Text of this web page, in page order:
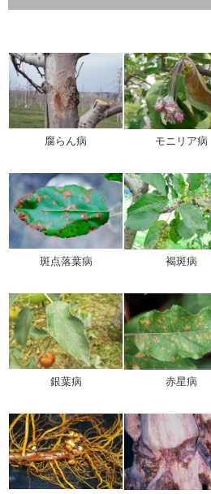
腐らん病 モニリア病
斑点落葉病 褐斑病
銀葉病 赤星病